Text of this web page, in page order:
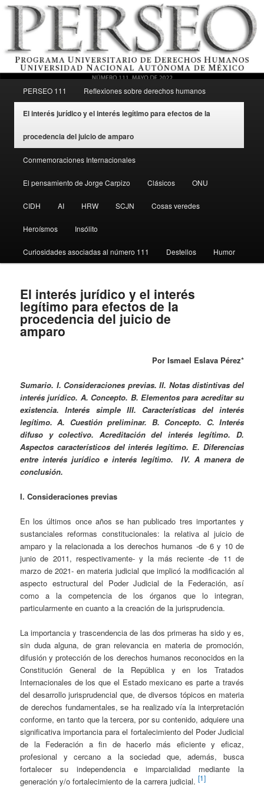
Perseo – PUDH UNAM
Ir al contenido secundario
PERSEO 111 Reflexiones sobre derechos humanos
El interés jurídico y el interés legítimo para efectos de la
procedencia del juicio de amparo
Conmemoraciones Internacionales
El pensamiento de Jorge Carpizo Clásicos ONU
CIDH AI HRW SCJN Cosas veredes
Heroísmos Insólito
Curiosidades asociadas al número 111 Destellos Humor
El interés jurídico y el interés
legítimo para efectos de la
procedencia del juicio de
amparo
Por Ismael Eslava Pérez*
Sumario. I. Consideraciones previas. II. Notas distintivas del
interés jurídico. A. Concepto. B. Elementos para acreditar su
existencia. Interés simple III. Características del interés
legítimo. A. Cuestión preliminar. B. Concepto. C. Interés
difuso y colectivo. Acreditación del interés legítimo. D.
Aspectos característicos del interés legítimo. E. Diferencias
entre interés jurídico e interés legítimo. IV. A manera de
conclusión.
I. Consideraciones previas
En los últimos once años se han publicado tres importantes y
sustanciales reformas constitucionales: la relativa al juicio de
amparo y la relacionada a los derechos humanos -de 6 y 10 de
junio de 2011, respectivamente- y la más reciente -de 11 de
marzo de 2021- en materia judicial que implicó la modificación al
aspecto estructural del Poder Judicial de la Federación, así
como a la competencia de los órganos que lo integran,
particularmente en cuanto a la creación de la jurisprudencia.
La importancia y trascendencia de las dos primeras ha sido y es,
sin duda alguna, de gran relevancia en materia de promoción,
difusión y protección de los derechos humanos reconocidos en la
Constitución General de la República y en los Tratados
Internacionales de los que el Estado mexicano es parte a través
del desarrollo jurisprudencial que, de diversos tópicos en materia
de derechos fundamentales, se ha realizado vía la interpretación
conforme, en tanto que la tercera, por su contenido, adquiere una
significativa importancia para el fortalecimiento del Poder Judicial
de la Federación a fin de hacerlo más eficiente y eficaz,
profesional y cercano a la sociedad que, además, busca
fortalecer su independencia e imparcialidad mediante la
generación y/o fortalecimiento de la carrera judicial.[1]